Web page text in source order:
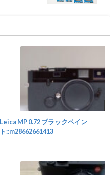
Leica MP 0.72 ブラックペイン
ト::m28662661413